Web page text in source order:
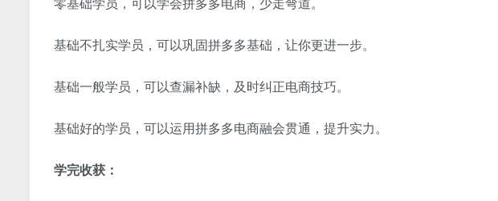
基础不扎实学员，可以巩固拼多多基础，让你更进一步。
基础一般学员，可以查漏补缺，及时纠正电商技巧。
基础好的学员，可以运用拼多多电商融会贯通，提升实力。
学完收获：